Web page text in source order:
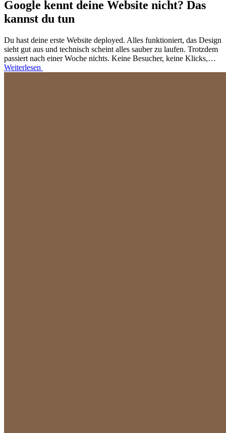
Google kennt deine Website nicht? Das
kannst du tun
Du hast deine erste Website deployed. Alles funktioniert, das Design
sieht gut aus und technisch scheint alles sauber zu laufen. Trotzdem
passiert nach einer Woche nichts. Keine Besucher, keine Klicks,…
Weiterlesen